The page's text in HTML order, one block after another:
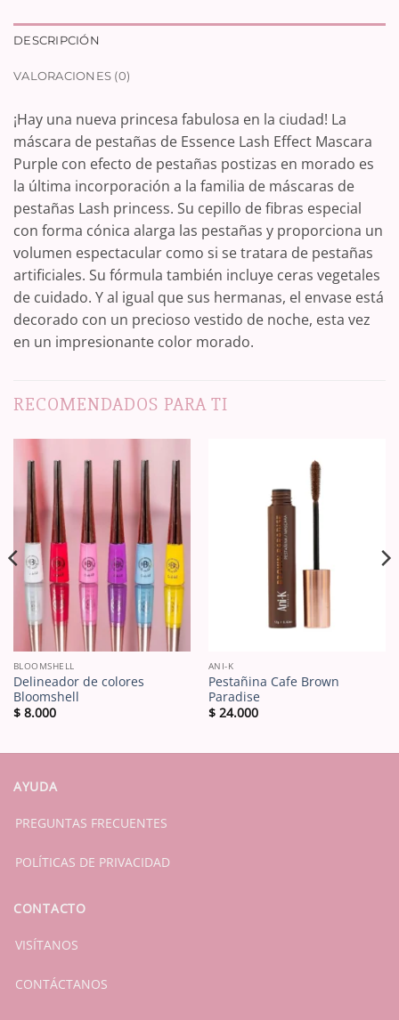
DESCRIPCIÓN
VALORACIONES (0)
¡Hay una nueva princesa fabulosa en la ciudad! La
máscara de pestañas de Essence Lash Effect Mascara
Purple con efecto de pestañas postizas en morado es
la última incorporación a la familia de máscaras de
pestañas Lash princess. Su cepillo de fibras especial
con forma cónica alarga las pestañas y proporciona un
volumen espectacular como si se tratara de pestañas
artificiales. Su fórmula también incluye ceras vegetales
de cuidado. Y al igual que sus hermanas, el envase está
decorado con un precioso vestido de noche, esta vez
en un impresionante color morado.
RECOMENDADOS PARA TI
BLOOMSHELL
Delineador de colores
Bloomshell
$8.000
ANI-K
Pestañina Cafe Brown
Paradise
$24.000
AYUDA
PREGUNTAS FRECUENTES
POLÍTICAS DE PRIVACIDAD
CONTACTO
VISÍTANOS
CONTÁCTANOS